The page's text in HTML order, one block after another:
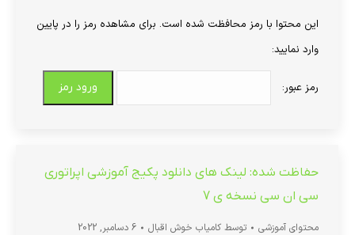
این محتوا با رمز محافظت شده است. برای مشاهده رمز را در پایین
وارد نمایید:
رمز عبور:
حفاظت شده: لینک های دانلود پکیج آموزشی اپراتوری
سی ان سی نسخه ی 7
محتوای آموزشی توسط کامیاب خوش اقبال 6 دسامبر, 2022